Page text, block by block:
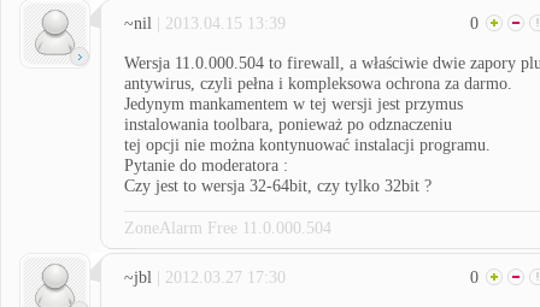
~nil | 2013.04.15 13:39 0
Wersja 11.0.000.504 to firewall, a właściwie dwie zapory
antywirus, czyli pełna i kompleksowa ochrona za darmo.
Jedynym mankamentem w tej wersji jest przymus
instalowania toolbara, ponieważ po odznaczeniu
tej opcji nie można kontynuować instalacji programu.
Pytanie do moderatora :
Czy jest to wersja 32-64bit, czy tylko 32bit ?
ZoneAlarm Free 11.0.000.504
~jbl | 2012.03.27 17:30 0